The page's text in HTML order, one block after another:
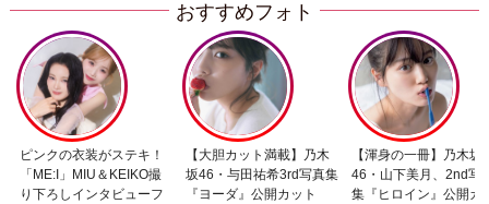
おすすめフォト
ピンクの衣装がステキ！
「ME:I」MIU＆KEIKO撮
り下ろしインタビューフ
【大胆カット満載】乃木
坂46・与田祐希3rd写真集
『ヨーダ』公開カット
【渾身の一冊】乃木坂
46・山下美月、2nd写
集『ヒロイン』公開カ